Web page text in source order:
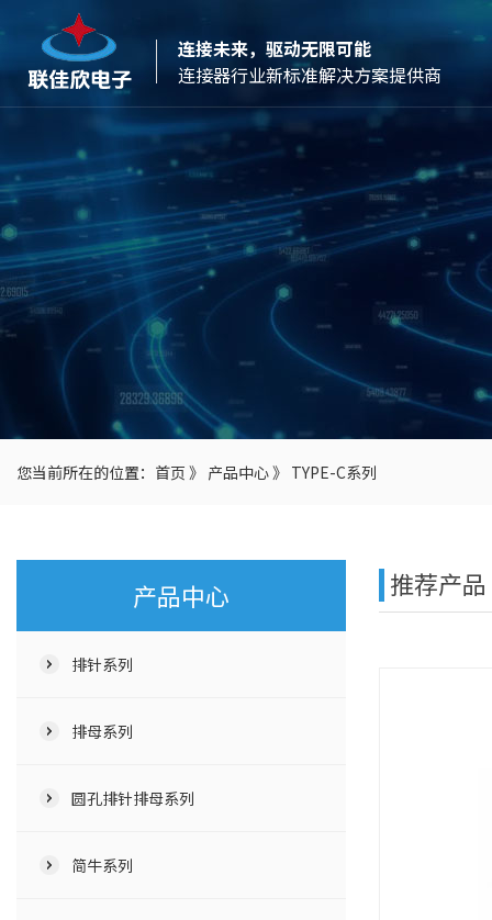
连接未来，驱动无限可能
连接器行业新标准解决方案提供商
您当前所在的位置： 首页 》 产品中心》 TYPE-C系列
产品中心
排针系列
排母系列
圆孔排针排母系列
简牛系列
推荐产品